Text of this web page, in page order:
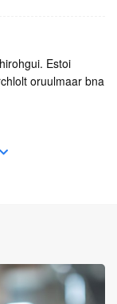
Estoi
oruulmaar bna